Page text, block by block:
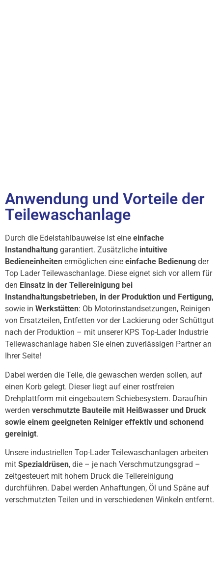
Anwendung und Vorteile der
Teilewaschanlage
Durch die Edelstahlbauweise ist eine einfache
Instandhaltung garantiert. Zusätzliche intuitive
Bedieneinheiten ermöglichen eine einfache Bedienung der
Top Lader Teilewaschanlage. Diese eignet sich vor allem für
den Einsatz in der Teilereinigung bei
Instandhaltungsbetrieben, in der Produktion und Fertigung,
sowie in Werkstätten: Ob Motorinstandsetzungen, Reinigen
von Ersatzteilen, Entfetten vor der Lackierung oder Schüttgut
nach der Produktion – mit unserer KPS Top-Lader Industrie
Teilewaschanlage haben Sie einen zuverlässigen Partner an
Ihrer Seite!
Dabei werden die Teile, die gewaschen werden sollen, auf
einen Korb gelegt. Dieser liegt auf einer rostfreien
Drehplattform mit eingebautem Schiebesystem. Daraufhin
werden verschmutzte Bauteile mit Heißwasser und Druck
sowie einem geeigneten Reiniger effektiv und schonend
gereinigt.
Unsere industriellen Top-Lader Teilewaschanlagen arbeiten
mit Spezialdrüsen, die – je nach Verschmutzungsgrad –
zeitgesteuert mit hohem Druck die Teilereinigung
durchführen. Dabei werden Anhaftungen, Öl und Späne auf
verschmutzten Teilen und in verschiedenen Winkeln entfernt.